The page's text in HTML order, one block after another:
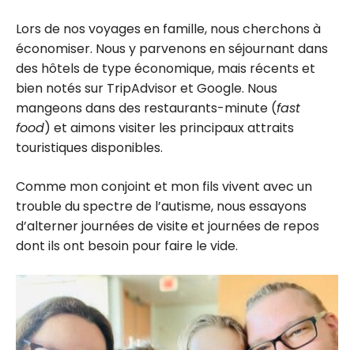
Lors de nos voyages en famille, nous cherchons à
économiser. Nous y parvenons en séjournant dans
des hôtels de type économique, mais récents et
bien notés sur TripAdvisor et Google. Nous
mangeons dans des restaurants-minute (fast
food) et aimons visiter les principaux attraits
touristiques disponibles.
Comme mon conjoint et mon fils vivent avec un
trouble du spectre de l’autisme, nous essayons
d’alterner journées de visite et journées de repos
dont ils ont besoin pour faire le vide.